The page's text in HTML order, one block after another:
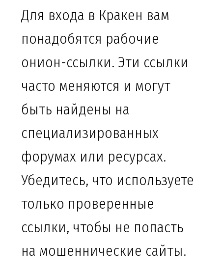
Для входа в Кракен вам
понадобятся рабочие
онион-ссылки. Эти ссылки
часто меняются и могут
быть найдены на
специализированных
форумах или ресурсах.
Убедитесь, что используете
только проверенные
ссылки, чтобы не попасть
на мошеннические сайты.